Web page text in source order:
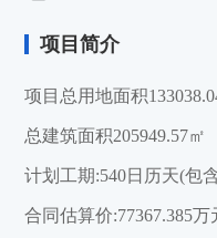
项目简介
项目总用地面积
总建筑面积205949.57㎡
计划工期:540日历天(包
合同估算价:77367.385万